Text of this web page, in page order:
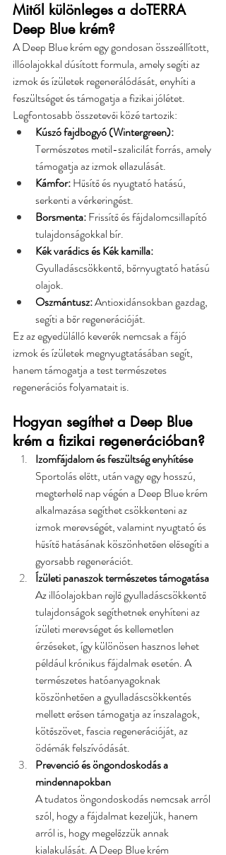
Mitől különleges a doTERRA
Deep Blue krém?
A Deep Blue krém egy gondosan összeállított,
illóolajokkal dúsított formula, amely segíti az
izmok és ízületek regenerálódását, enyhíti a
feszültséget és támogatja a fizikai jólétet.
Legfontosabb összetevői közé tartozik:
Kúszó fajdbogyó (Wintergreen):
Természetes metil-szalicilát forrás, amely
támogatja az izmok ellazulását.
Kámfor: Hűsítő és nyugtató hatású,
serkenti a vérkeringést.
Borsmenta: Frissítő és fájdalomcsillapító
tulajdonságokkal bír.
Kék varádics és Kék kamilla:
Gyulladáscsökkentő, bőrnyugtató hatású
olajok.
Oszmántusz: Antioxidánsokban gazdag,
segíti a bőr regenerációját.
Ez az egyedülálló keverék nemcsak a fájó
izmok és ízületek megnyugtatásában segít,
hanem támogatja a test természetes
regenerációs folyamatait is.
Hogyan segíthet a Deep Blue
krém a fizikai regenerációban?
Izomfájdalom és feszültség enyhítése
Sportolás előtt, után vagy egy hosszú,
megterhelő nap végén a Deep Blue krém
alkalmazása segíthet csökkenteni az
izmok merevségét, valamint nyugtató és
hűsítő hatásának köszönhetően elősegíti a
gyorsabb regenerációt.
Ízületi panaszok természetes támogatása
Az illóolajokban rejlő gyulladáscsökkentő
tulajdonságok segíthetnek enyhíteni az
ízületi merevséget és kellemetlen
érzéseket, így különösen hasznos lehet
például krónikus fájdalmak esetén. A
természetes hatóanyagoknak
köszönhetően a gyulladáscsökkentés
mellett erősen támogatja az ínszalagok,
kötőszövet, fascia regenerációját, az
ödémák felszívódását.
Prevenció és öngondoskodás a
mindennapokban
A tudatos öngondoskodás nemcsak arról
szól, hogy a fájdalmat kezeljük, hanem
arról is, hogy megelőzzük annak
kialakulását. A Deep Blue krém